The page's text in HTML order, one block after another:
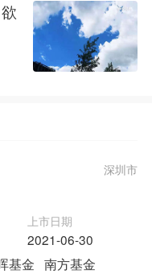
深圳市
上市日期
2021-06-30
基金 南方基金